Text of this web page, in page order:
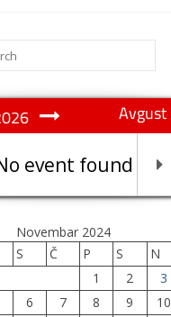
Avgust
event found
Novembar 2024
S Č P S
N
1
2
3
6 7 8 9
10